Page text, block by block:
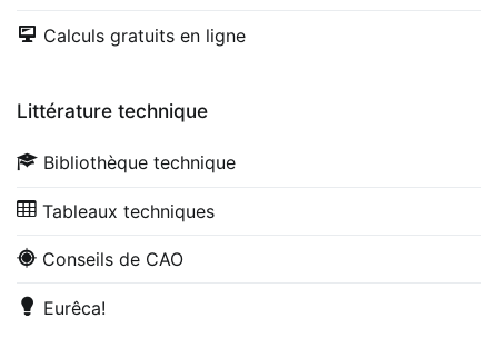
Calculs gratuits en ligne
Littérature technique
Bibliothèque technique
Tableaux techniques
Conseils de CAO
Eurêca!